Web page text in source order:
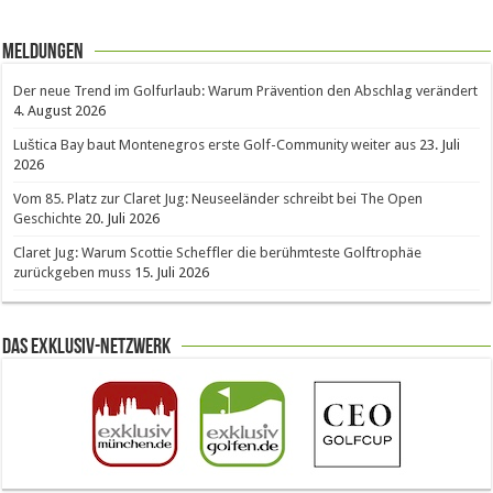
Meldungen
Der neue Trend im Golfurlaub: Warum Prävention den Abschlag verändert
4. August 2026
Luštica Bay baut Montenegros erste Golf-Community weiter aus 23. Juli
2026
Vom 85. Platz zur Claret Jug: Neuseeländer schreibt bei The Open
Geschichte 20. Juli 2026
Claret Jug: Warum Scottie Scheffler die berühmteste Golftrophäe
zurückgeben muss 15. Juli 2026
Das Exklusiv-Netzwerk